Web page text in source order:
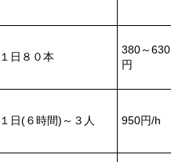
１日８０本
380～630
円
１日(６時間)～３人 950円/h